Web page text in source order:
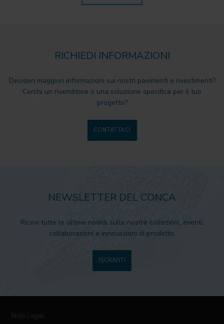
RICHIEDI INFORMAZIONI
Desideri maggiori informazioni sui nostri pavimenti e rivestimenti?
Cerchi un rivenditore o una soluzione specifica per il tuo
progetto?
CONTATTACI
NEWSLETTER DEL CONCA
Ricevi tutte le ultime novità sulle nostre collezioni, eventi,
collaborazioni e innovazioni di prodotto.
ISCRIVITI
Note Legali